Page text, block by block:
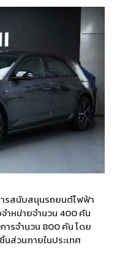
ารสนับสนุนรถยนต์ไฟฟ้า
ำหน่ายจำนวน 400คัน
ารจำนวน 800คัน โดย
ส่วนภายในประเทศ